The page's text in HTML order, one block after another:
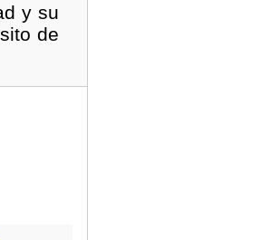
y su
de